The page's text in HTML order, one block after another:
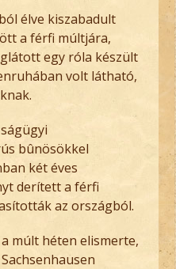
élve kiszabadult
a férfi múltjára,
egy róla készült
volt látható,
bûnösökkel
két éves
derített a férfi
az országból.
múlt héten elismerte,